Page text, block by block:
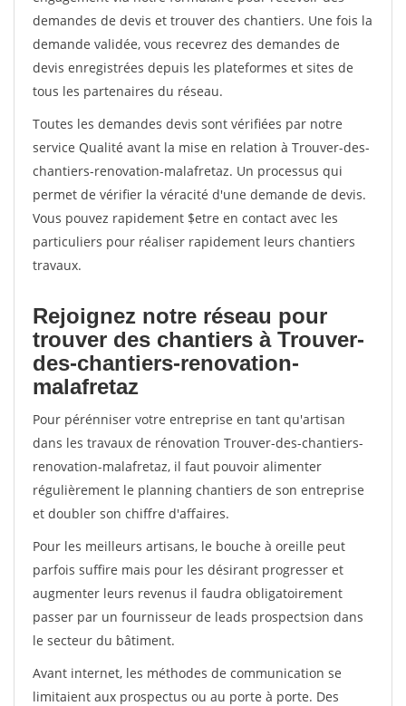
demandes de devis et trouver des chantiers. Une fois la
demande validée, vous recevrez des demandes de
devis enregistrées depuis les plateformes et sites de
tous les partenaires du réseau.
Toutes les demandes devis sont vérifiées par notre
service Qualité avant la mise en relation à Trouver-des-
chantiers-renovation-malafretaz. Un processus qui
permet de vérifier la véracité d'une demande de devis.
Vous pouvez rapidement $etre en contact avec les
particuliers pour réaliser rapidement leurs chantiers
travaux.
Rejoignez notre réseau pour
trouver des chantiers à Trouver-
des-chantiers-renovation-
malafretaz
Pour pérénniser votre entreprise en tant qu'artisan
dans les travaux de rénovation Trouver-des-chantiers-
renovation-malafretaz, il faut pouvoir alimenter
régulièrement le planning chantiers de son entreprise
et doubler son chiffre d'affaires.
Pour les meilleurs artisans, le bouche à oreille peut
parfois suffire mais pour les désirant progresser et
augmenter leurs revenus il faudra obligatoirement
passer par un fournisseur de leads prospectsion dans
le secteur du bâtiment.
Avant internet, les méthodes de communication se
limitaient aux prospectus ou au porte à porte. Des